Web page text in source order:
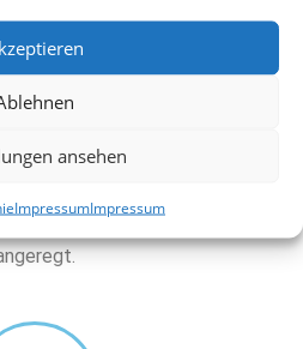
ansehen
ImpressumImpressum
werden durch die
Glücksgefühle
Des
Herz-Kreislaufsystem